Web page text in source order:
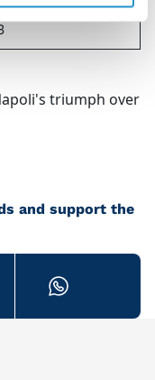
triumph over
and support the